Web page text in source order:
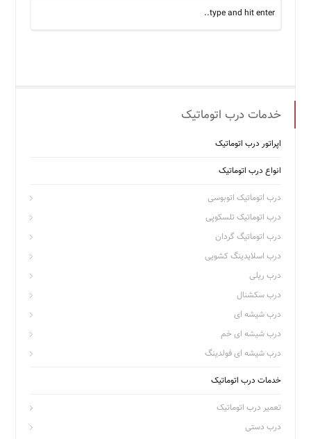
خدمات درب اتوماتیک
اپراتور درب اتوماتیک
انواع درب اتوماتیک
درب اتوماتیک اتوبوسی
درب اتوماتیک تلسکوپی
درب اتوماتیگ گردان
درب اسلایدینگ کشویی
درب ریلی
درب سکشنال
درب شیشه ای
درب شیشه ای خم
درب شیشه ای فولدینگ
خدمات درب اتوماتیک
تعمیر درب اتوماتیک
درب دستی